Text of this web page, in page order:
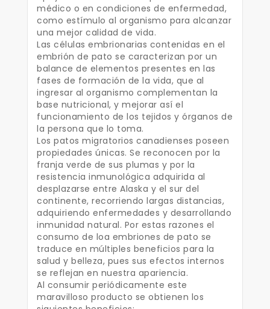
médico o en condiciones de enfermedad,
como estímulo al organismo para alcanzar
una mejor calidad de vida.
Las células embrionarias contenidas en el
embrión de pato se caracterizan por un
balance de elementos presentes en las
fases de formación de la vida, que al
ingresar al organismo complementan la
base nutricional, y mejorar así el
funcionamiento de los tejidos y órganos de
la persona que lo toma.
Los patos migratorios canadienses poseen
propiedades únicas. Se reconocen por la
franja verde de sus plumas y por la
resistencia inmunológica adquirida al
desplazarse entre Alaska y el sur del
continente, recorriendo largas distancias,
adquiriendo enfermedades y desarrollando
inmunidad natural. Por estas razones el
consumo de loa embriones de pato se
traduce en múltiples beneficios para la
salud y belleza, pues sus efectos internos
se reflejan en nuestra apariencia.
Al consumir periódicamente este
maravilloso producto se obtienen los